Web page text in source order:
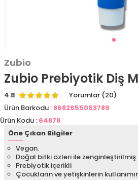
Zubio
Zubio Prebiyotik Diş
4.8
Yorumlar (20)
Ürün Barkodu : 8682655053789
Ürün Kodu : 64878
Öne Çıkan Bilgiler
Vegan.
Doğal bitki özleri ile zenginleştirilmiş
Prebiyotik içerikli
Çocukların ve yetişkinlerin